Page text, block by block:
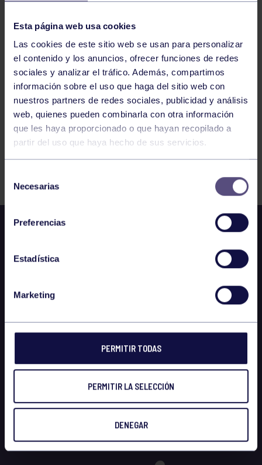
Esta página web usa cookies
Las cookies de este sitio web se usan para personalizar
el contenido y los anuncios, ofrecer funciones de redes
sociales y analizar el tráfico. Además, compartimos
información sobre el uso que haga del sitio web con
nuestros partners de redes sociales, publicidad y análisis
web, quienes pueden combinarla con otra información
que les haya proporcionado o que hayan recopilado a
partir del uso que haya hecho de sus servicios.
Necesarias
Preferencias
Estadística
Marketing
PERMITIR TODAS
PERMITIR LA SELECCIÓN
DENEGAR
09:00h
1ª COPA ESPAÑA SLALOM OLÍMPICO